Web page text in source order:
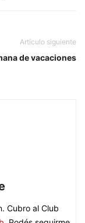
Artículo siguiente
de vacaciones
Cubro al Club